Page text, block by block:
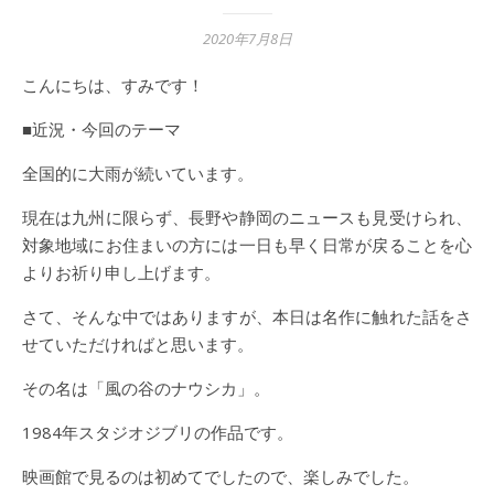
2020年7月8日
こんにちは、すみです！
■近況・今回のテーマ
全国的に大雨が続いています。
現在は九州に限らず、長野や静岡のニュースも見受けられ、
対象地域にお住まいの方には一日も早く日常が戻ることを心
よりお祈り申し上げます。
さて、そんな中ではありますが、本日は名作に触れた話をさ
せていただければと思います。
その名は「風の谷のナウシカ」。
1984年スタジオジブリの作品です。
映画館で見るのは初めてでしたので、楽しみでした。